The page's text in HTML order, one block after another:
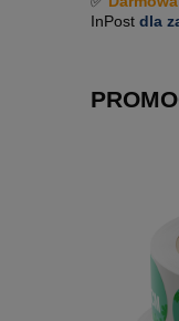
InPost dla